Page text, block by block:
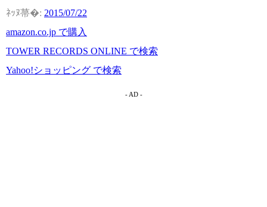
2015/07/22
amazon.co.jp で購入
TOWER RECORDS ONLINE で検索
Yahoo!ショッピング で検索
- AD -